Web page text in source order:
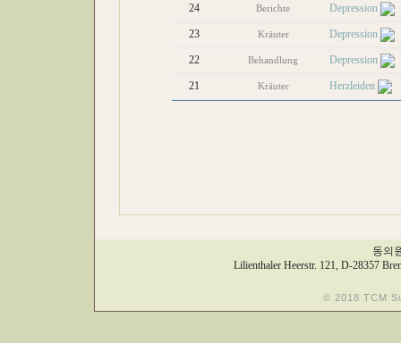
24 Berichte Depression
23 Kräuter Depression
22 Behandlung Depression
21 Kräuter Herzleiden
동의
Lilienthaler Heerstr. 121, D-28357
© 2018 TCM